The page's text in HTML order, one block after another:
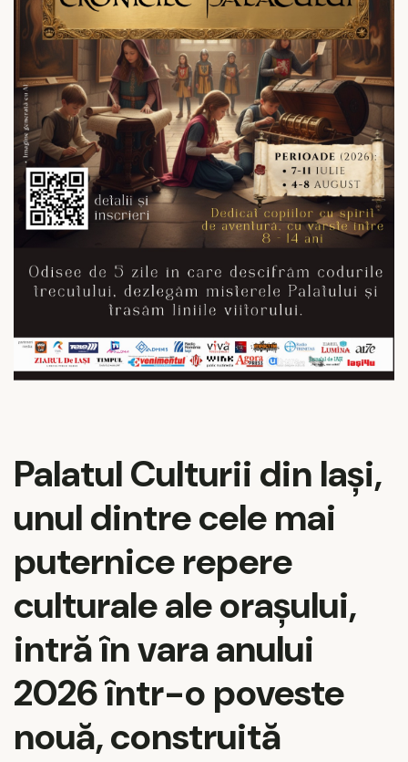
Palatul Culturii din Iași,
unul dintre cele mai
puternice repere
culturale ale orașului,
intră în vara anului
2026 într-o poveste
nouă, construită